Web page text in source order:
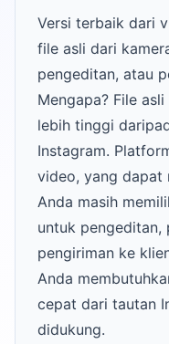
Versi terbaik dari
file asli dari
pengeditan, atau
Mengapa? File
lebih tinggi
Instagram.
video, yang dapat
Anda masih
untuk pengeditan,
pengiriman ke
Anda
cepat dari tautan
didukung.